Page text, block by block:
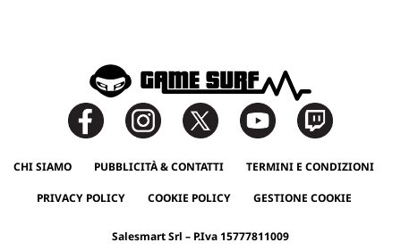
CHI SIAMO PUBBLICITÀ & CONTATTI TERMINI E CONDIZIONI
PRIVACY POLICY COOKIE POLICY GESTIONE COOKIE
Salesmart Srl – P.Iva 15777811009